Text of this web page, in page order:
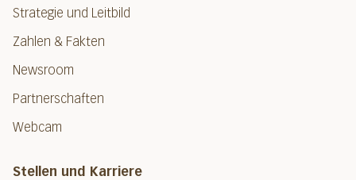
Strategie und Leitbild
Zahlen & Fakten
Newsroom
Partnerschaften
Webcam
Stellen und Karriere